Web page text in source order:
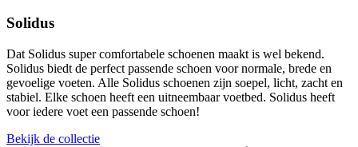
Solidus
Dat Solidus super comfortabele schoenen maakt is wel bekend.
Solidus biedt de perfect passende schoen voor normale, brede en
gevoelige voeten. Alle Solidus schoenen zijn soepel, licht, zacht en
stabiel. Elke schoen heeft een uitneembaar voetbed. Solidus heeft
voor iedere voet een passende schoen!
Bekijk de collectie